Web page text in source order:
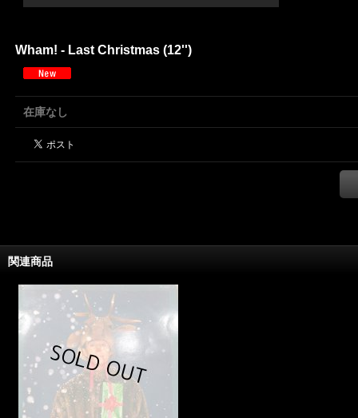
Wham! - Last Christmas (12'')
在庫なし
関連商品